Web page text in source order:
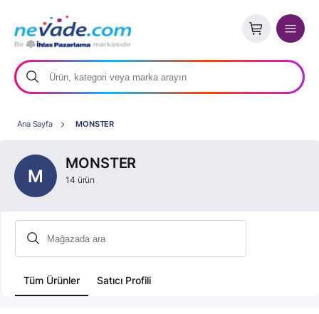
Ana Sayfa MONSTER
M
MONSTER
14 ürün
Tüm Ürünler Satıcı Profili